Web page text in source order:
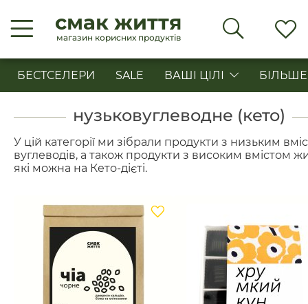
смак життя
магазин корисних продуктів
БЕСТСЕЛЕРИ SALE ВАШІ ЦІЛІ БІЛЬШЕ
нузьковуглеводне (кето)
У цій категорії ми зібрали продукти з низьким
вуглеводів, а також продукти з високим вмістом
які можна на Кето-дієті.